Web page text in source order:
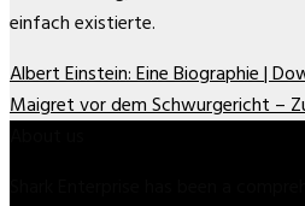
einfach existierte.
Albert Einstein: Eine Biographie |
Maigret vor dem Schwurgericht –